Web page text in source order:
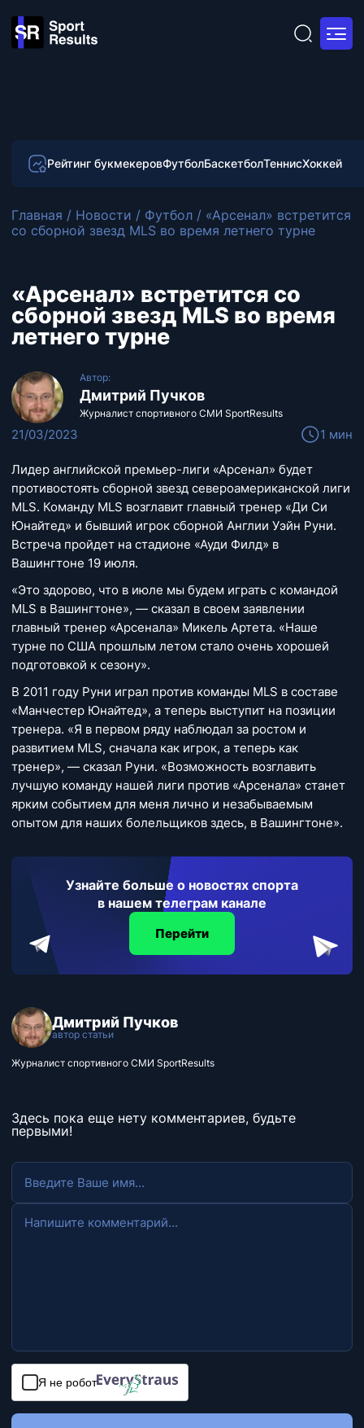
Рейтинг букмекеровФутболБаскетболТеннисХоккей
Главная / Новости / Футбол / «Арсенал» встретится
со сборной звезд MLS во время летнего турне
«Арсенал» встретится со
сборной звезд MLS во время
летнего турне
Автор:
Дмитрий Пучков
Журналист спортивного СМИ SportResults
21/03/2023 1 мин
Лидер английской премьер-лиги «Арсенал» будет
противостоять сборной звезд североамериканской лиги
MLS. Команду MLS возглавит главный тренер «Ди Си
Юнайтед» и бывший игрок сборной Англии Уэйн Руни.
Встреча пройдет на стадионе «Ауди Филд» в
Вашингтоне 19 июля.
«Это здорово, что в июле мы будем играть с командой
MLS в Вашингтоне», — сказал в своем заявлении
главный тренер «Арсенала» Микель Артета. «Наше
турне по США прошлым летом стало очень хорошей
подготовкой к сезону».
В 2011 году Руни играл против команды MLS в составе
«Манчестер Юнайтед», а теперь выступит на позиции
тренера. «Я в первом ряду наблюдал за ростом и
развитием MLS, сначала как игрок, а теперь как
тренер», — сказал Руни. «Возможность возглавить
лучшую команду нашей лиги против «Арсенала» станет
ярким событием для меня лично и незабываемым
опытом для наших болельщиков здесь, в Вашингтоне».
Узнайте больше о новостях спорта
в нашем телеграм канале
Перейти
Дмитрий Пучков
автор статьи
Журналист спортивного СМИ SportResults
Здесь пока еще нету комментариев, будьте
первыми!
Я не робот